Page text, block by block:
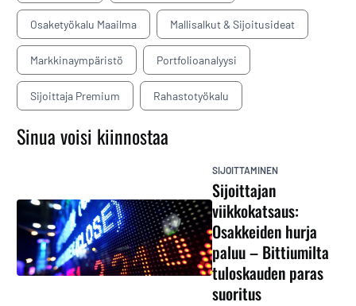
Osaketyökalu Maailma Mallisalkut & Sijoitusideat
Markkinaympäristö Portfolioanalyysi
Sijoittaja Premium Rahastotyökalu
Sinua voisi kiinnostaa
SIJOITTAMINEN
Sijoittajan
viikkokatsaus:
Osakkeiden hurja
paluu – Bittiumilta
tuloskauden paras
suoritus